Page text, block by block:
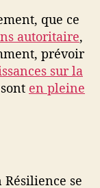
que ce
autoritaire,
prévoir
sur la
en pleine
se